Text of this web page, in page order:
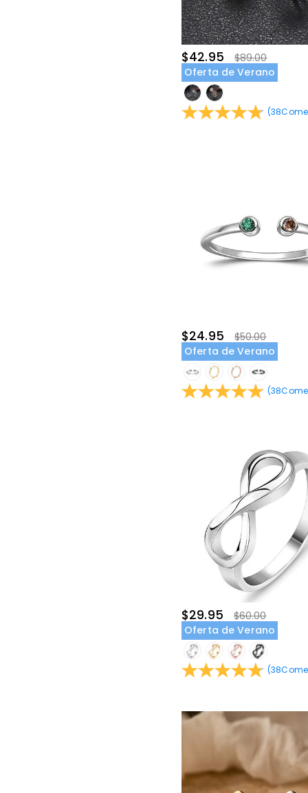
$42.95
$89.00
Oferta de Verano
(38
$24.95
$50.00
Oferta de Verano
(38
$29.95
$60.00
Oferta de Verano
(38